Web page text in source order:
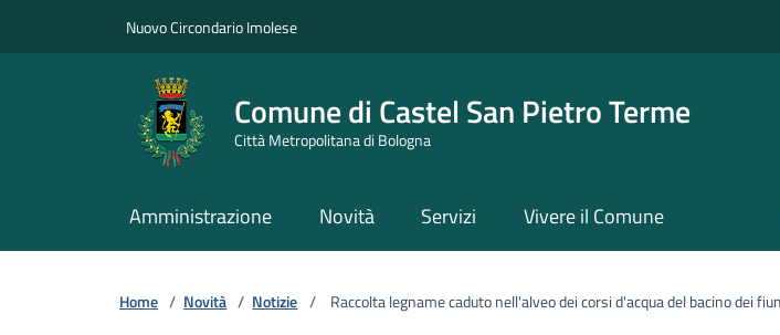
Nuovo Circondario Imolese
Comune di Castel San Pietro Terme
Città Metropolitana di Bologna
Amministrazione Novità Servizi Vivere il Comune
Home / Novità / Notizie / Raccolta legname caduto nell'alveo dei corsi d'acqua del bacino dei